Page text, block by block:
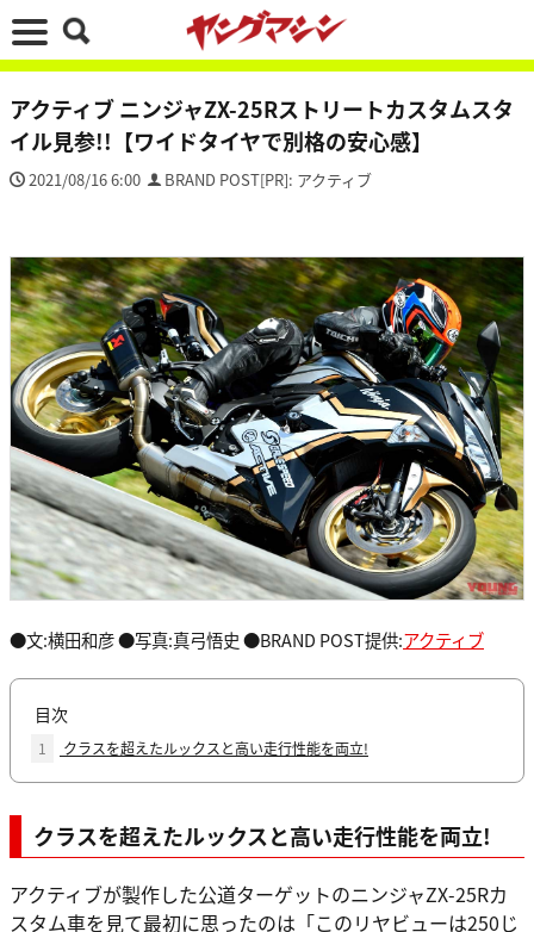
アクティブ ニンジャZX-25Rストリートカスタムスタ
イル見参!!【ワイドタイヤで別格の安心感】
2021/08/16 6:00 BRAND POST[PR]: アクティブ
●文:横田和彦 ●写真:真弓悟史 ●BRAND POST提供:アクティブ
目次
1 クラスを超えたルックスと高い走行性能を両立!
クラスを超えたルックスと高い走行性能を両立!
アクティブが製作した公道ターゲットのニンジャZX-25Rカ
スタム車を見て最初に思ったのは「このリヤビューは250じ